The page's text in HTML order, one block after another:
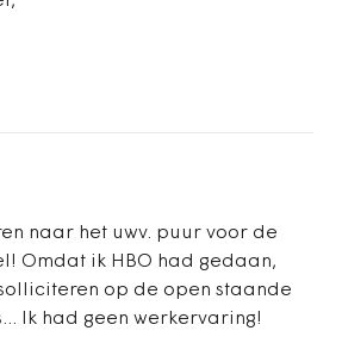
naar het uwv. puur voor de
Omdat ik HBO had gedaan,
op de open staande
Ik had geen werkervaring!